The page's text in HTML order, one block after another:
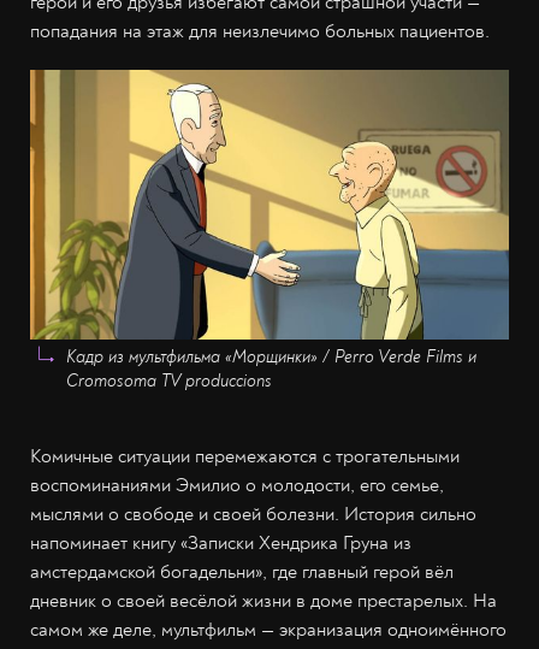
попадания на этаж для неизлечимо больных пациентов.
Кадр из мультфильма «Морщинки» / Perro Verde Films и
Cromosoma TV produccions
Комичные ситуации перемежаются с трогательными
воспоминаниями Эмилио о молодости, его семье,
мыслями о свободе и своей болезни. История сильно
напоминает книгу «Записки Хендрика Груна из
амстердамской богадельни», где главный герой вёл
дневник о своей весёлой жизни в доме престарелых. На
самом же деле, мультфильм — экранизация одноимённого